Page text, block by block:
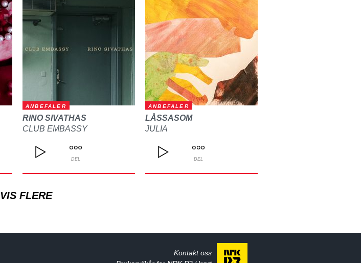
ANBEFALER
RINO SIVATHAS
CLUB EMBASSY
DEL
ANBEFALER
LÅSSASOM
JULIA
DEL
VIS FLERE
Kontakt oss